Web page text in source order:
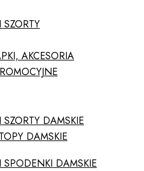
AKCESORIA
DAMSKIE
DAMSKIE
SPODENKI DAMSKIE